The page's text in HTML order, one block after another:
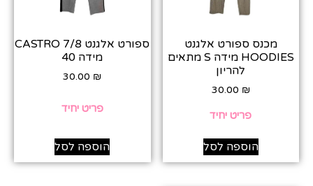
מכנס ספורט אלגנט
HOODIES מידה S מתאים
להריון
30.00 ₪
פריט יחיד
הוספה לסל
ספורט אלגנט 7/8 CASTRO
מידה 40
30.00 ₪
פריט יחיד
הוספה לסל